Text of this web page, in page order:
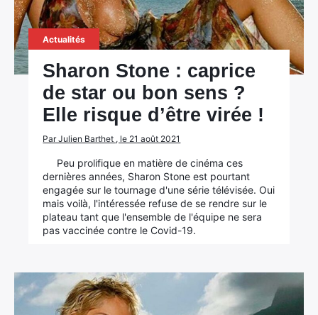
Actualités
Sharon Stone : caprice
de star ou bon sens ?
Elle risque d’être virée !
Par Julien Barthet , le 21 août 2021
Peu prolifique en matière de cinéma ces
dernières années, Sharon Stone est pourtant
engagée sur le tournage d'une série télévisée. Oui
mais voilà, l'intéressée refuse de se rendre sur le
plateau tant que l'ensemble de l'équipe ne sera
pas vaccinée contre le Covid-19.